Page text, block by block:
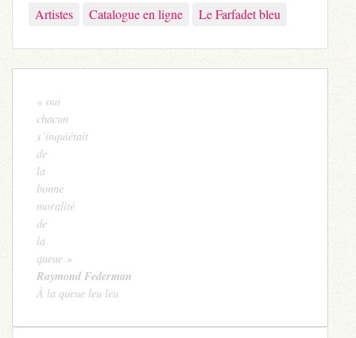
Artistes
Catalogue en ligne Le Farfadet bleu
« oui
chacun
s’inquiétait
de
la
bonne
moralité
de
la
queue »
Raymond Federman
À la queue leu leu